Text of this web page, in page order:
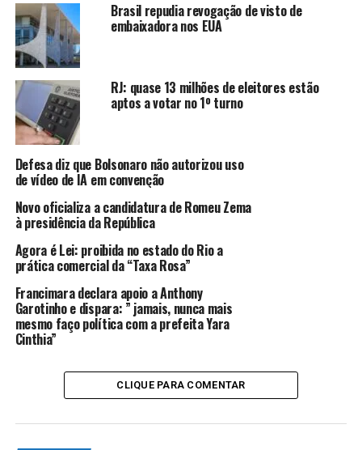
Venho a essa tribuna falar
do Espírito Santo, mas
principalmente, da cidade
de Guarapari. A cidade não
tem hospital! Não adianta
dizer que Guarapari é a
cidade saúde, se não tem
saúde. Eu não sou médico
mais sei a carência da
população. Hoje não faz
nenhum tipo de cirurgia
numa cidade com 130 mil
habitantes. Se quebrar um
dedo em Guarapari não tem
nem um sesso para
engessar o dedo.” disse.
Brasil repudia revogação de visto de
embaixadora nos EUA
RJ: quase 13 milhões de eleitores estão
aptos a votar no 1º turno
Defesa diz que Bolsonaro não autorizou uso
de vídeo de IA em convenção
Novo oficializa a candidatura de Romeu Zema
à presidência da República
Agora é Lei: proibida no estado do Rio a
prática comercial da “Taxa Rosa”
Francimara declara apoio a Anthony
Garotinho e dispara: ” jamais, nunca mais
mesmo faço política com a prefeita Yara
Cinthia”
CLIQUE PARA COMENTAR